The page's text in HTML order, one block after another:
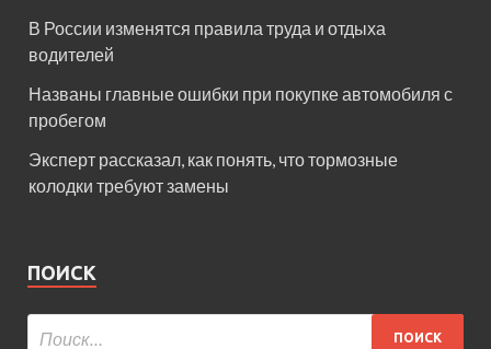
В России изменятся правила труда и отдыха
водителей
Названы главные ошибки при покупке автомобиля с
пробегом
Эксперт рассказал, как понять, что тормозные
колодки требуют замены
ПОИСК